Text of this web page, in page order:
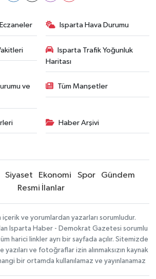
Isparta Hava Durumu
Isparta Trafik Yoğunluk
Haritası
ve
Tüm Manşetler
Haber Arşivi
Siyaset Ekonomi Spor
Gündem
Resmi İlanlar
içerik ve yorumlardan yazarları sorumludur.
Isparta Haber - Demokrat Gazetesi sorumlu
harici linkler ayrı bir sayfada açılır. Sitemizde
yazıları ve fotoğraflar izin alınmaksızın kaynak
bir ortamda kullanılamaz ve yayınlanamaz